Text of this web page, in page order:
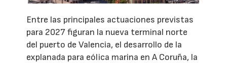
Entre las principales actuaciones previstas
para 2027 figuran la nueva terminal norte
del puerto de Valencia, el desarrollo de la
explanada para eólica marina en A Coruña, la